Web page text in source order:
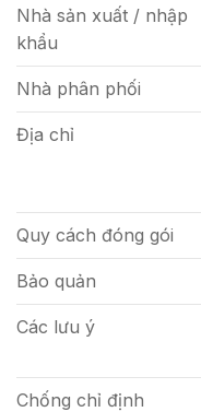
Nhà sản xuất / nhập
khẩu
Nhà phân phối
Địa chỉ
Quy cách đóng gói
Bảo quản
Các lưu ý
Chống chỉ định